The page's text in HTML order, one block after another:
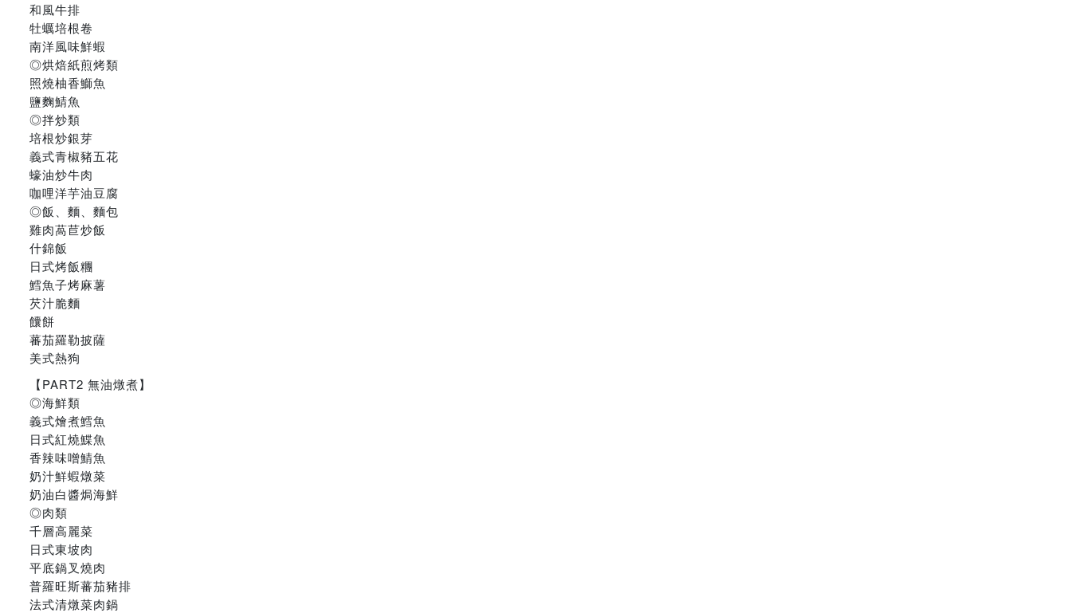
和風牛排
牡蠣培根卷
南洋風味鮮蝦
◎烘焙紙煎烤類
照燒柚香鰤魚
鹽麴鯖魚
◎拌炒類
培根炒銀芽
義式青椒豬五花
蠔油炒牛肉
咖哩洋芋油豆腐
◎飯、麵、麵包
雞肉萵苣炒飯
什錦飯
日式烤飯糰
鱈魚子烤麻薯
芡汁脆麵
饢餅
蕃茄羅勒披薩
美式熱狗
【PART2 無油燉煮】
◎海鮮類
義式燴煮鱈魚
日式紅燒鰈魚
香辣味噌鯖魚
奶汁鮮蝦燉菜
奶油白醬焗海鮮
◎肉類
千層高麗菜
日式東坡肉
平底鍋叉燒肉
普羅旺斯蕃茄豬排
法式清燉菜肉鍋